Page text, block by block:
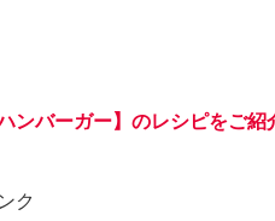
ンバーガー】のレシピをご紹
ク